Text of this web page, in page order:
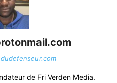
de Fri Verden Media.